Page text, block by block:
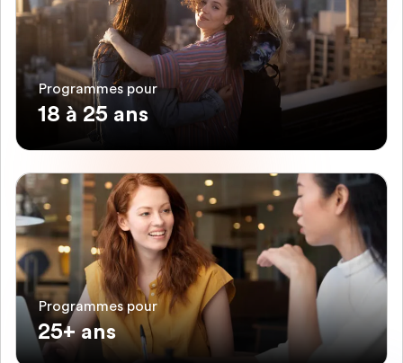
Programmes pour
18 à 25 ans
Programmes pour
25+ ans